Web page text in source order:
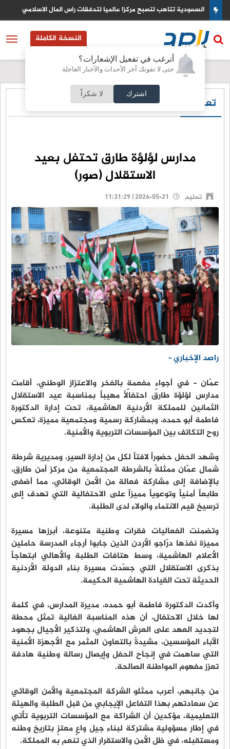
أترغب في تفعيل الإشعارات؟
حتى لا تفوتك آخر الأحداث والأخبار العاجلة
اشترك لا شكراً
الزراعة الاردنية تكشف حجم استهلاك القمح والشعير وتؤكد تعزيز الامن
الغذائي
النسخة الكاملة
تعليم
مدارس لؤلؤة طارق تحتفل بعيد
الاستقلال (صور)
تعليم
راصد الإخباري -
عمّان - في أجواءٍ مفعمةٍ بالفخر والاعتزاز الوطني، أقامت
مدارس لؤلؤة طارق احتفالاً مهيباً بمناسبة عيد الاستقلال
الثمانين للمملكة الأردنية الهاشمية، تحت إدارة الدكتورة
فاطمة أبو حمده، وبمشاركة رسمية ومجتمعية مميزة، تعكس
روح التكاتف بين المؤسسات التربوية والأمنية.
وشهد الحفل حضوراً لافتاً لكل من إدارة السير، ومديرية شرطة
شمال عمّان ممثلةً بالشرطة المجتمعية من مركز أمن طارق،
بالإضافة إلى مشاركة فعالة من الأمن الوقائي، مما أضفى
طابعاً أمنياً وتوعوياً مميزاً على الاحتفالية التي تهدف إلى
ترسيخ قيم الانتماء والولاء لدى الطلبة.
وتضمنت الفعاليات فقرات وطنية متنوعة، أبرزها مسيرة
مميزة نفذها درّاجو الأردن الذين جابوا أرجاء المدرسة حاملين
الأعلام الهاشمية، وسط هتافات الطلبة والأهالي ابتهاجاً
بذكرى الاستقلال التي جسّدت مسيرة بناء الدولة الأردنية
الحديثة تحت القيادة الهاشمية الحكيمة.
وأكدت الدكتورة فاطمة أبو حمده، مديرة المدارس، في كلمة
لها خلال الاحتفال، أن هذه المناسبة الغالية تمثل محطة
لتجديد العهد على العرش الهاشمي، ولتذكير الأجيال بجهود
الآباء المؤسسين، مشيدةً بالتعاون المثمر مع الأجهزة الأمنية
التي ساهمت في إنجاح الحفل وإيصال رسالة وطنية هادفة
تعزز مفهوم المواطنة الصالحة.
من جانبهم، أعرب ممثلو الشركة المجتمعية والأمن الوقائي
عن سعادتهم بهذا التفاعل الإيجابي من قبل الطلبة والهيئة
التعليمية، مؤكدين أن الشراكة مع المؤسسات التربوية تأتي
في إطار مسؤولية مشتركة لبناء جيل واعٍ معتزٍ بتاريخ وطنه
ومستقبله، في ظل الأمن والاستقرار الذي تنعم به المملكة.